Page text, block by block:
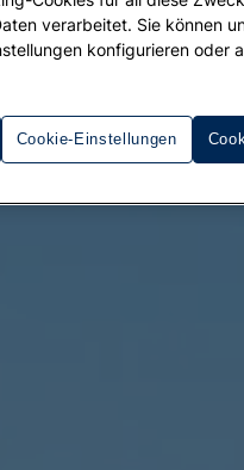
verarbeitet. Sie können
konfigurieren oder
Cookie-Einstellungen